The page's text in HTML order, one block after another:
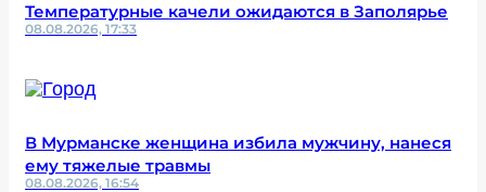
Температурные качели ожидаются в Заполярье
08.08.2026, 17:33
В Мурманске женщина избила мужчину, нанеся
ему тяжелые травмы
08.08.2026, 16:54